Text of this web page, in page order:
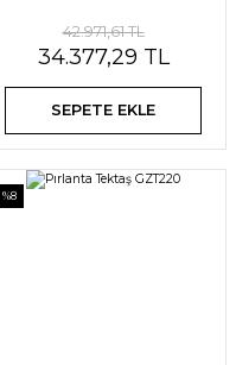
42.971,61 TL
34.377,29 TL
SEPETE EKLE
%8